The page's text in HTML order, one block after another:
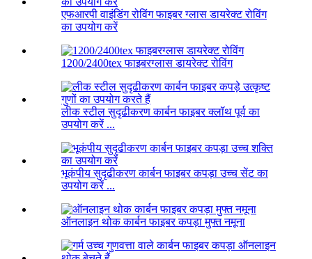
एफआरपी वाइंडिंग रोविंग फाइबर ग्लास डायरेक्ट रोविंग
का उपयोग करें
1200/2400tex फाइबरग्लास डायरेक्ट रोविंग
लीक स्टील सुदृढीकरण कार्बन फाइबर क्लॉथ पूर्व का
उपयोग करें ...
भूकंपीय सुदृढीकरण कार्बन फाइबर कपड़ा उच्च सेंट का
उपयोग करें ...
ऑनलाइन थोक कार्बन फाइबर कपड़ा मुफ्त नमूना